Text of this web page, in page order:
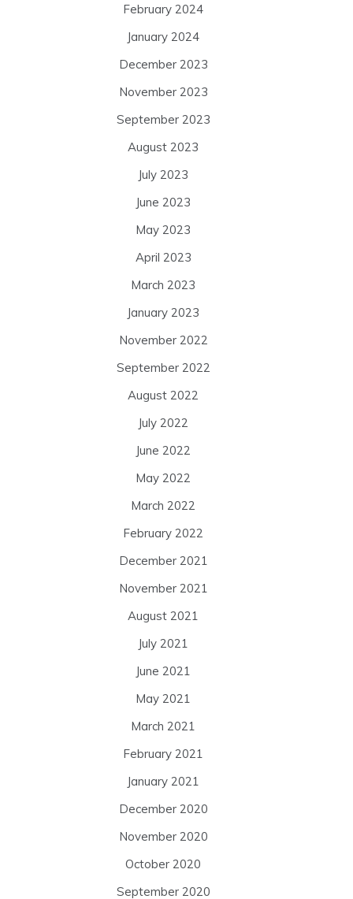
February 2024
January 2024
December 2023
November 2023
September 2023
August 2023
July 2023
June 2023
May 2023
April 2023
March 2023
January 2023
November 2022
September 2022
August 2022
July 2022
June 2022
May 2022
March 2022
February 2022
December 2021
November 2021
August 2021
July 2021
June 2021
May 2021
March 2021
February 2021
January 2021
December 2020
November 2020
October 2020
September 2020